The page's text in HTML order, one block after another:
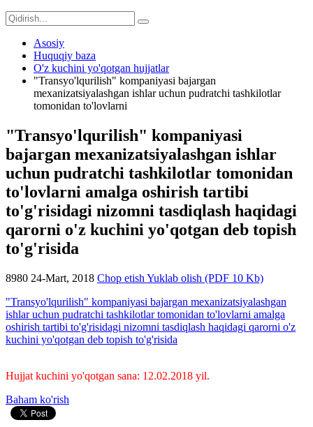
Asosiy
Huquqiy baza
O'z kuchini yo'qotgan hujjatlar
"Transyo'lqurilish" kompaniyasi bajargan
mexanizatsiyalashgan ishlar uchun pudratchi tashkilotlar
tomonidan to'lovlarni
"Transyo'lqurilish" kompaniyasi
bajargan mexanizatsiyalashgan ishlar
uchun pudratchi tashkilotlar tomonidan
to'lovlarni amalga oshirish tartibi
to'g'risidagi nizomni tasdiqlash haqidagi
qarorni o'z kuchini yo'qotgan deb topish
to'g'risida
8980 24-Mart, 2018 Chop etish Yuklab olish (PDF 10 Kb)
"Transyo'lqurilish" kompaniyasi bajargan mexanizatsiyalashgan
ishlar uchun pudratchi tashkilotlar tomonidan to'lovlarni amalga
oshirish tartibi to'g'risidagi nizomni tasdiqlash haqidagi qarorni o'z
kuchini yo'qotgan deb topish to'g'risida
Hujjat kuchini yo'qotgan sana: 12.02.2018 yil.
Baham ko'rish